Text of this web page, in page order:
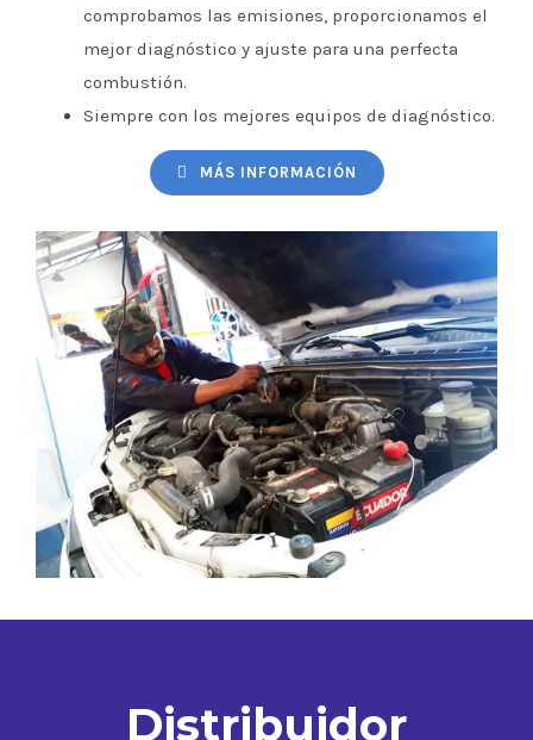
comprobamos las emisiones, proporcionamos el
mejor diagnóstico y ajuste para una perfecta
combustión.
Siempre con los mejores equipos de diagnóstico.
MÁS INFORMACIÓN
Distribuidor